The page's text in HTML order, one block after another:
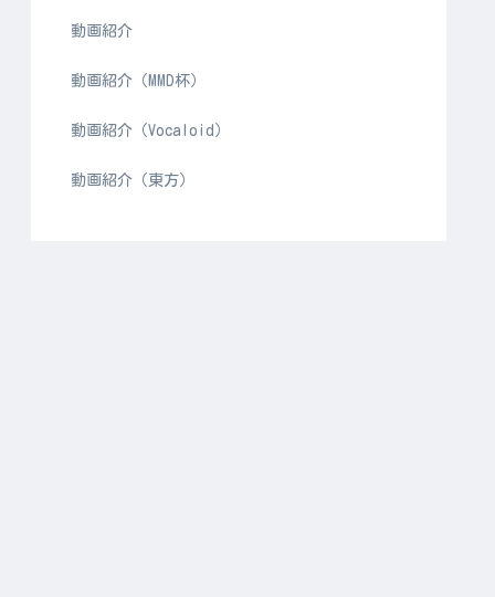
動画紹介
動画紹介（MMD杯）
動画紹介（Vocaloid）
動画紹介（東方）